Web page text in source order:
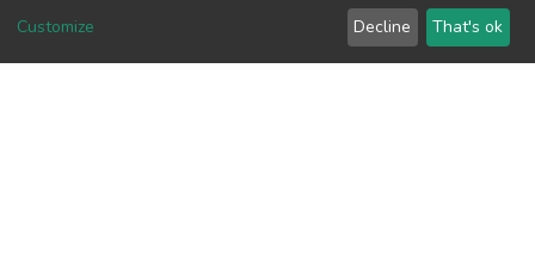
Adobe PDF
Customize Decline That's ok